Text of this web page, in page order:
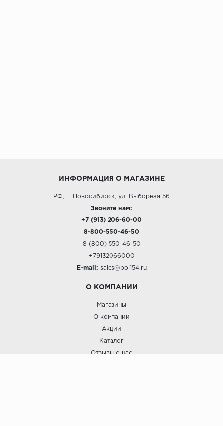
ИНФОРМАЦИЯ О МАГАЗИНЕ
РФ, г. Новосибирск, ул. Выборная 56
Звоните нам:
+7 (913) 206-60-00
8-800-550-46-50
8 (800) 550-46-50
+79132066000
E-mail: sales@pol154.ru
О КОМПАНИИ
Магазины
О компании
Акции
Каталог
Отзывы о нас